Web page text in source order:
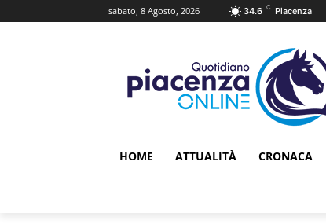
sabato, 8 Agosto, 2026 34.6 C Piacenza
HOME ATTUALITÀ CRONACA